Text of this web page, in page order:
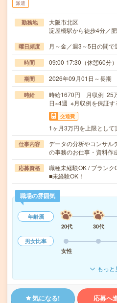
派遣
勤務地
大阪市北区
淀屋橋駅から徒歩4分／
曜日頻度 月～金／週3～5日の間
時間 09:00-17:30（休憩60分
期間 2026年09月01日～長期
時給
時給1670円 月収例 25
日×4週 ※月収例を保証す
交通費
1ヶ月3万円を上限として
仕事内容
データの分析やコンサル
の事務のお仕事・資料
応募資格
職種未経験OK / ブランク
■未経験OK！
職場の雰囲気
年齢層
20代
30代
男女比率
女性
もっと
気になる! 応募へ